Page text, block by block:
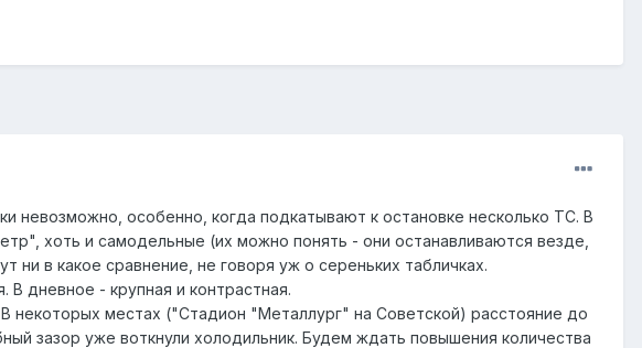
невозможно, особенно, когда подкатывают к остановке несколько ТС. В
хоть и самодельные (их можно понять - они останавливаются везде,
в какое сравнение, не говоря уж о сереньких табличках.
дневное - крупная и контрастная.
некоторых местах ("Стадион "Металлург" на Советской) расстояние до
зазор уже воткнули холодильник. Будем ждать повышения количества